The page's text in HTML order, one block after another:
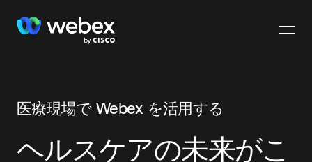
医療現場で Webex を活用する
ヘルスケアの未来がこ